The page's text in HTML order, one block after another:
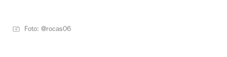
Foto: @rocas06